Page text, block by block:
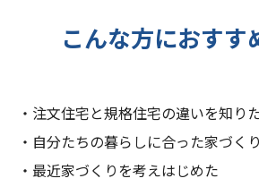
こんな方におすす
・注文住宅と規格住宅の違いを知り
・自分たちの暮らしに合った家づく
・最近家づくりを考えはじめた